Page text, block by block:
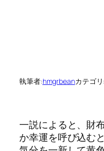
執筆者:hmgrbeanカテゴ
一説によると、財
か幸運を呼び込む